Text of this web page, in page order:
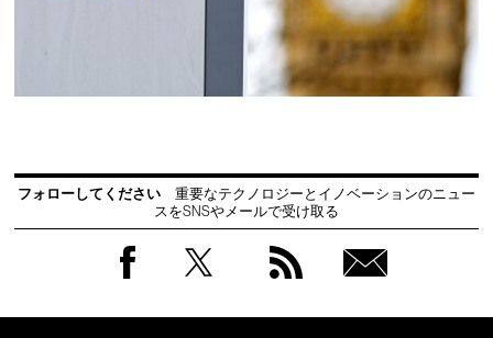
フォローしてください
重要なテクノロジーとイノベーションのニュー
スをSNSやメールで受け取る